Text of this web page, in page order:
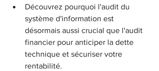
Découvrez pourquoi l'audit du
système d'information est
désormais aussi crucial que l'audit
financier pour anticiper la dette
technique et sécuriser votre
rentabilité.